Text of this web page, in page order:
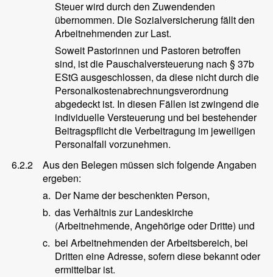
Steuer wird durch den Zuwendenden
übernommen. Die Sozialversicherung fällt den
Arbeitnehmenden zur Last.
Soweit Pastorinnen und Pastoren betroffen
sind, ist die Pauschalversteuerung nach § 37b
EStG ausgeschlossen, da diese nicht durch die
Personalkostenabrechnungsverordnung
abgedeckt ist. In diesen Fällen ist zwingend die
individuelle Versteuerung und bei bestehender
Beitragspflicht die Verbeitragung im jeweiligen
Personalfall vorzunehmen.
6.2.2
Aus den Belegen müssen sich folgende Angaben
ergeben:
a. Der Name der beschenkten Person,
b. das Verhältnis zur Landeskirche
(Arbeitnehmende, Angehörige oder Dritte) und
c. bei Arbeitnehmenden der Arbeitsbereich, bei
Dritten eine Adresse, sofern diese bekannt oder
ermittelbar ist.